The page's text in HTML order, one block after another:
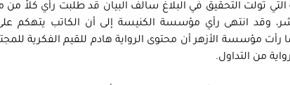
التي تولت التحقيق في البلاغ سالف البيان قد طلبت رأي
وقد انتهى رأي مؤسسة الكنيسة إلى أن الكاتب يتهكم
رأت مؤسسة الأزهر أن محتوى الرواية هادم للقيم الفكرية
من التداول.